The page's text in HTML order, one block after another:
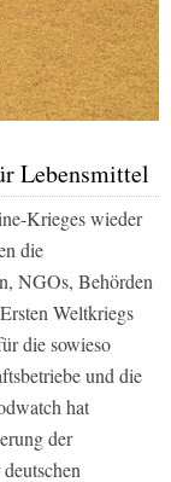
Lebensmittel
Krieges wieder
die
NGOs, Behörden
Weltkriegs
die sowieso
und die
hat
der